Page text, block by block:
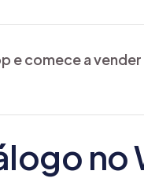
e comece a
no